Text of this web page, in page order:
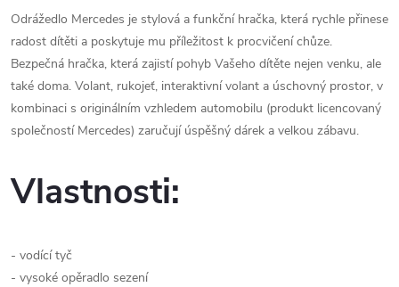
Odrážedlo Mercedes je stylová a funkční hračka, která rychle přinese
radost dítěti a poskytuje mu příležitost k procvičení chůze.
Bezpečná hračka, která zajistí pohyb Vašeho dítěte nejen venku, ale
také doma. Volant, rukojeť, interaktivní volant a úschovný prostor, v
kombinaci s originálním vzhledem automobilu (produkt licencovaný
společností Mercedes) zaručují úspěšný dárek a velkou zábavu.
Vlastnosti:
- vodící tyč
- vysoké opěradlo sezení